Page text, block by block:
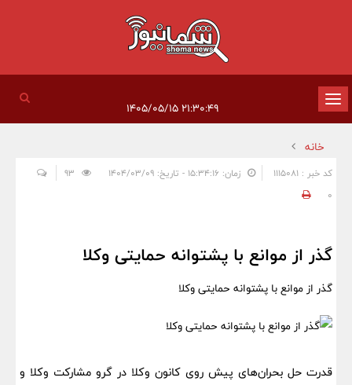
تغییر
وضعیت
ناوبری
خانه
کد خبر : 1115081 زمان: ۱۵:۳۴:۱۶ - تاریخ: ۱۴۰۴/۰۳/۰۹
0
گذر از موانع با پشتوانه حمایتی وکلا
گذر از موانع با پشتوانه حمایتی وکلا
قدرت حل بحران‌های پیش روی کانون وکلا در گرو مشارکت وکلا و